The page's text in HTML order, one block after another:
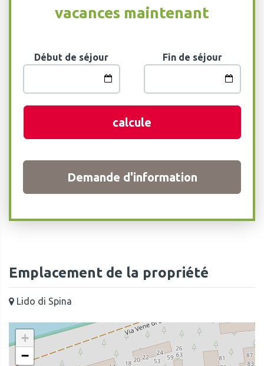
vacances maintenant
Début de séjour Fin de séjour
calcule
Demande d'information
Emplacement de la propriété
Lido di Spina
+
−